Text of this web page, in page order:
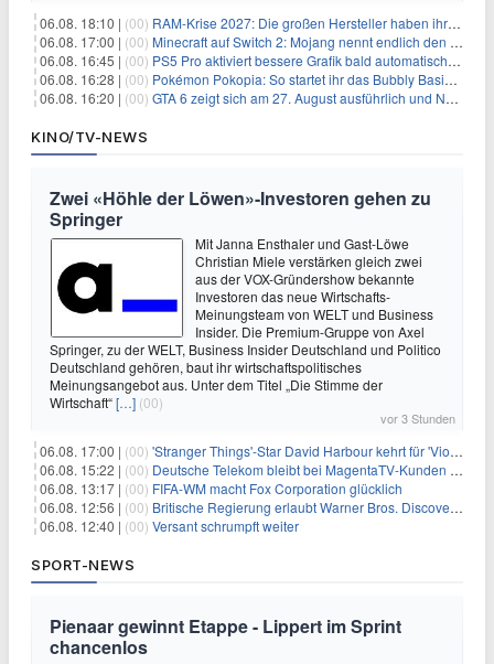
06.08. 18:10 | (00) RAM-Krise 2027: Die großen Hersteller haben ihre Produktion offenbar schon verkauft
06.08. 17:00 | (00) Minecraft auf Switch 2: Mojang nennt endlich den Releasetermin
06.08. 16:45 | (00) PS5 Pro aktiviert bessere Grafik bald automatisch, aber das Update ist kleiner als gedacht
06.08. 16:28 | (00) Pokémon Pokopia: So startet ihr das Bubbly Basin-DLC
06.08. 16:20 | (00) GTA 6 zeigt sich am 27. August ausführlich und Netflix bekommt sechs Stunden Vorsprung
KINO/TV-NEWS
Zwei «Höhle der Löwen»-Investoren gehen zu
Springer
Mit Janna Ensthaler und Gast-Löwe
Christian Miele verstärken gleich zwei
aus der VOX-Gründershow bekannte
Investoren das neue Wirtschafts-
Meinungsteam von WELT und Business
Insider. Die Premium-Gruppe von Axel
Springer, zu der WELT, Business Insider Deutschland und Politico
Deutschland gehören, baut ihr wirtschaftspolitisches
Meinungsangebot aus. Unter dem Titel „Die Stimme der
Wirtschaft“[…] (00)
vor 3 Stunden
06.08. 17:00 | (00) 'Stranger Things'-Star David Harbour kehrt für 'Violent Night 2' zurück – Kristen Bell stößt zur Besetzung
06.08. 15:22 | (00) Deutsche Telekom bleibt bei MagentaTV-Kunden vage
06.08. 13:17 | (00) FIFA-WM macht Fox Corporation glücklich
06.08. 12:56 | (00) Britische Regierung erlaubt Warner Bros. Discovery-Übernahme
06.08. 12:40 | (00) Versant schrumpft weiter
SPORT-NEWS
Pienaar gewinnt Etappe - Lippert im Sprint
chancenlos